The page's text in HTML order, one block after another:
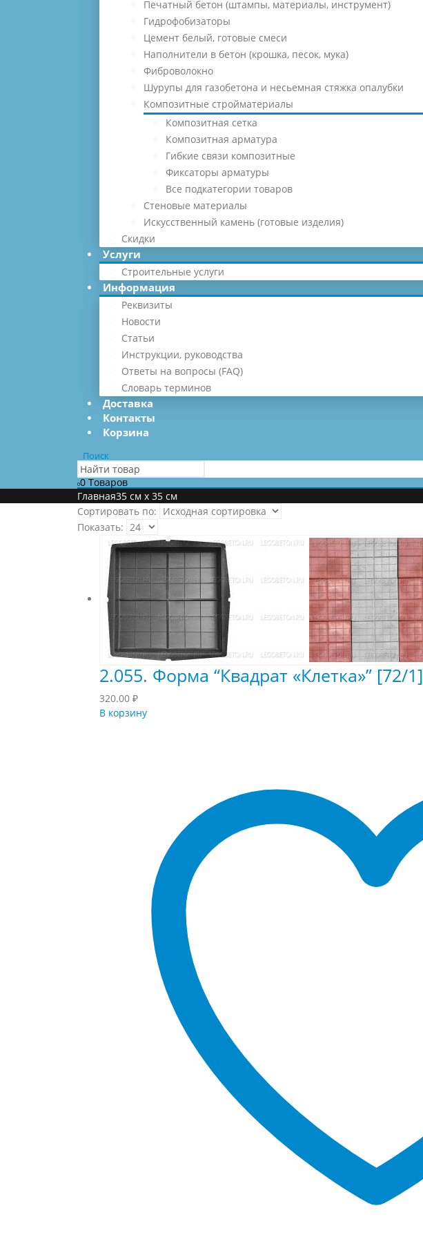
Печатный бетон (штампы, материалы, инструмент)
Гидрофобизаторы
Цемент белый, готовые смеси
Наполнители в бетон (крошка, песок, мука)
Фиброволокно
Шурупы для газобетона и несьемная стяжка опалубки
Композитные стройматериалы
Композитная сетка
Композитная арматура
Гибкие связи композитные
Фиксаторы арматуры
Все подкатегории товаров
Стеновые материалы
Искусственный камень (готовые изделия)
Скидки
Услуги
Строительные услуги
Информация
Реквизиты
Новости
Статьи
Инструкции, руководства
Ответы на вопросы (FAQ)
Словарь терминов
Доставка
Контакты
Корзина
Поиск
00 Товаров
Главная35 см х 35 см
Сортировать по:
Показать:
2.055. Форма “Квадрат «Клетка»” [72/1]
320.00 ₽
В корзину